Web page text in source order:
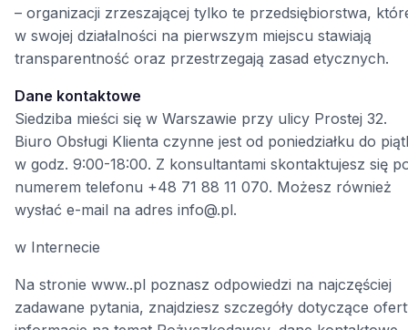
– organizacji zrzeszającej tylko te przedsiębiorstwa,
w swojej działalności na pierwszym miejscu stawiają
transparentność oraz przestrzegają zasad etycznych.
Dane kontaktowe
Siedziba mieści się w Warszawie przy ulicy Prostej 32.
Biuro Obsługi Klienta czynne jest od poniedziałku do
w godz. 9:00-18:00. Z konsultantami skontaktujesz się
numerem telefonu +48 71 88 11 070. Możesz również
wysłać e-mail na adres info@.pl.
w Internecie
Na stronie www..pl poznasz odpowiedzi na najczęściej
zadawane pytania, znajdziesz szczegóły dotyczące